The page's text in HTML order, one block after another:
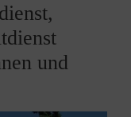
und